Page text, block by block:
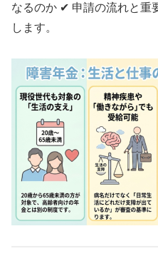
なるのか ✔ 申請の流れと重
します。